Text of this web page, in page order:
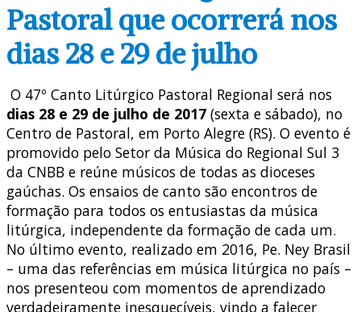
Pastoral que ocorrerá nos
dias 28 e 29 de julho
O 47º Canto Litúrgico Pastoral Regional será nos
dias 28 e 29 de julho de 2017 (sexta e sábado), no
Centro de Pastoral, em Porto Alegre (RS). O evento é
promovido pelo Setor da Música do Regional Sul 3
da CNBB e reúne músicos de todas as dioceses
gaúchas. Os ensaios de canto são encontros de
formação para todos os entusiastas da música
litúrgica, independente da formação de cada um.
No último evento, realizado em 2016, Pe. Ney Brasil
– uma das referências em música litúrgica no país –
nos presenteou com momentos de aprendizado
verdadeiramente inesquecíveis, vindo a falecer